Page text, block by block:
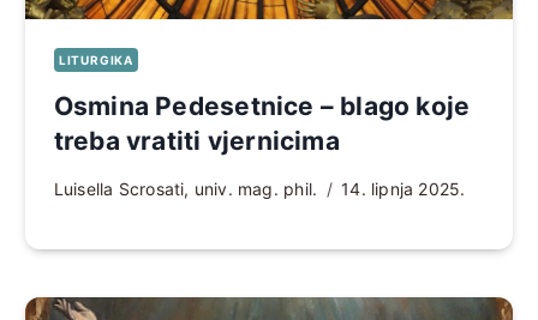
LITURGIKA
Osmina Pedesetnice – blago koje
treba vratiti vjernicima
Luisella Scrosati, univ. mag. phil. 14. lipnja 2025.